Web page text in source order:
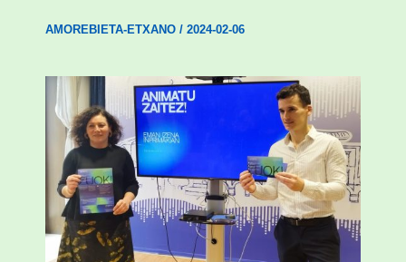
AMOREBIETA-ETXANO/ 2024-02-06
Amorebietak gazteen inklusio aktiboa
bultzatu du “ZUOK” ekimenarekin